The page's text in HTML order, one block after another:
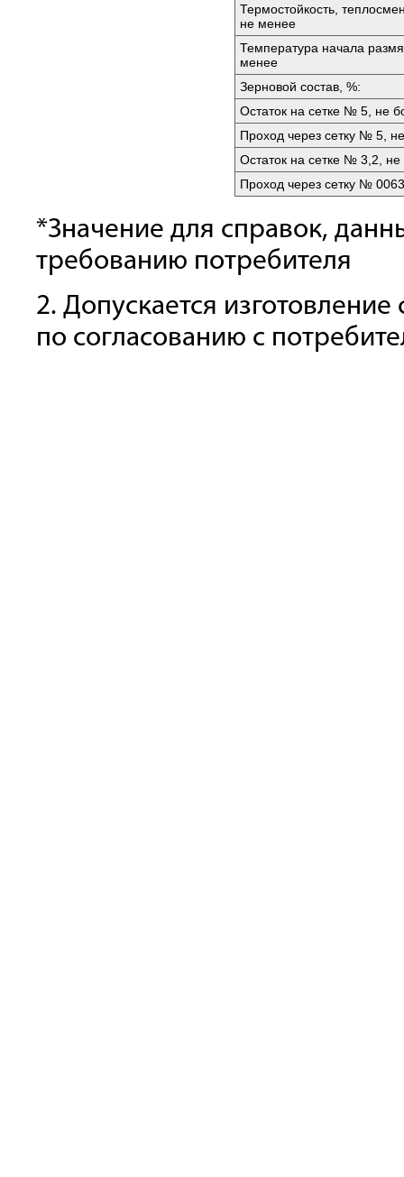
Термостойкость,
не менее
Температура начала
менее
Зерновой состав, %:
Остаток на сетке № 5, не
Проход через сетку № 5,
Остаток на сетке № 3,2, не
Проход через сетку №
*Значение для справок,
требованию потребителя
2. Допускается
по согласованию с